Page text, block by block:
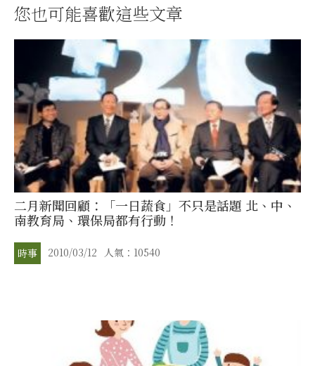
您也可能喜歡這些文章
二月新聞回顧：「一日蔬食」不只是話題 北、中、
南教育局、環保局都有行動！
時事 2010/03/12 人氣：10540